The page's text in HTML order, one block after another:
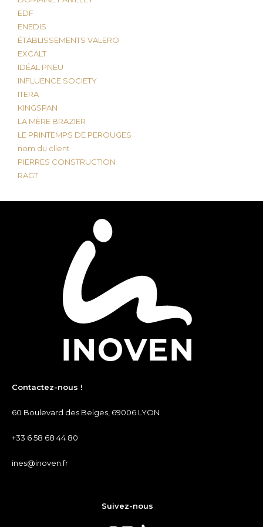
EDF
ENEDIS
ÉTABLISSEMENTS VALERO
EXCALT
IDÉAL PNEU
INFLUENCE SOCIETY
ITERA
KINGSPAN
LA MÈRE BRAZIER
LE PRINTEMPS DE PEROUGES
nom du client
PIERRES CONSTRUCTION
RAGT
Contactez-nous !
60 Boulevard des Belges, 69006 LYON
+33 6 58 68 44 80
ines@inoven.fr
Suivez-nous